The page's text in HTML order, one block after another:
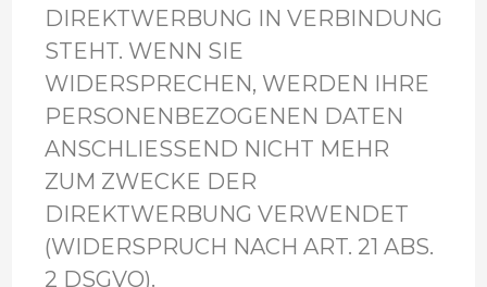
DIREKTWERBUNG IN VERBINDUNG
STEHT. WENN SIE
WIDERSPRECHEN, WERDEN IHRE
PERSONENBEZOGENEN DATEN
ANSCHLIESSEND NICHT MEHR
ZUM ZWECKE DER
DIREKTWERBUNG VERWENDET
(WIDERSPRUCH NACH ART. 21 ABS.
2 DSGVO).